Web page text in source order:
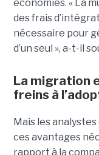
économies. « La
des frais
nécessaire pour
d’un seul », a-t-il
La migration
freins à
Mais les
ces avantages
rapport à la